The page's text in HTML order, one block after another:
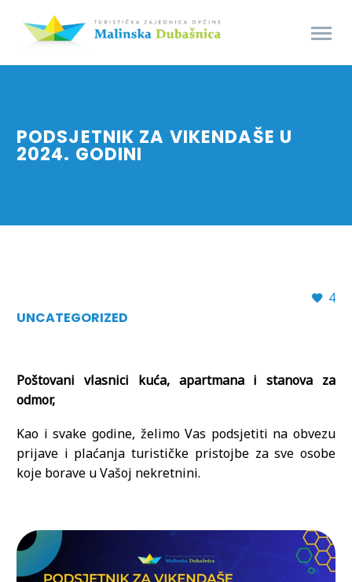
PODSJETNIK ZA VIKENDAŠE U
2024. GODINI
4
UNCATEGORIZED
Poštovani vlasnici kuća, apartmana i stanova za
odmor,
Kao i svake godine, želimo Vas podsjetiti na obvezu
prijave i plaćanja turističke pristojbe za sve osobe
koje borave u Vašoj nekretnini.